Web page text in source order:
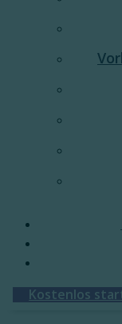
Kostenlos